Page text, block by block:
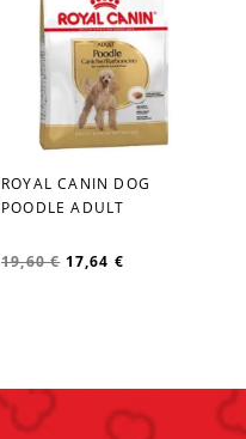
favorite_border
ROYAL CANIN DOG
POODLE ADULT
19,60 € 17,64 €